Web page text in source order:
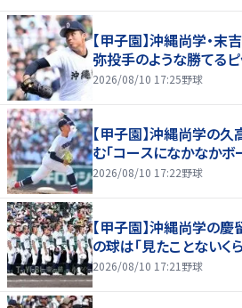
【甲子園】沖縄尚学・末
弥投手のような勝てるピ
2026/08/10 17:25野球
【甲子園】沖縄尚学の
む「コースになかなか
2026/08/10 17:22野球
【甲子園】沖縄尚学の
の球は「見たことないく
2026/08/10 17:21 野球